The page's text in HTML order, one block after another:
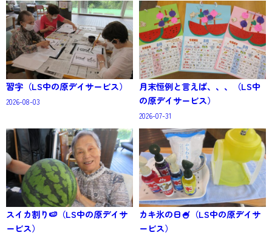
習字（LS中の原デイサービス）
2026-08-03
月末恒例と言えば、、、（LS中
の原デイサービス）
2026-07-31
スイカ割り🍉（LS中の原デイサ
ービス）
カキ氷の日🍧（LS中の原デイサ
ービス）